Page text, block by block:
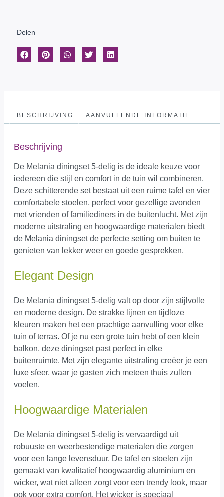
Delen
BESCHRIJVING AANVULLENDE INFORMATIE
Beschrijving
De Melania diningset 5-delig is de ideale keuze voor
iedereen die stijl en comfort in de tuin wil combineren.
Deze schitterende set bestaat uit een ruime tafel en vier
comfortabele stoelen, perfect voor gezellige avonden
met vrienden of familiediners in de buitenlucht. Met zijn
moderne uitstraling en hoogwaardige materialen biedt
de Melania diningset de perfecte setting om buiten te
genieten van lekker weer en goede gesprekken.
Elegant Design
De Melania diningset 5-delig valt op door zijn stijlvolle
en moderne design. De strakke lijnen en tijdloze
kleuren maken het een prachtige aanvulling voor elke
tuin of terras. Of je nu een grote tuin hebt of een klein
balkon, deze diningset past perfect in elke
buitenruimte. Met zijn elegante uitstraling creëer je een
luxe sfeer, waar je gasten zich meteen thuis zullen
voelen.
Hoogwaardige Materialen
De Melania diningset 5-delig is vervaardigd uit
robuuste en weerbestendige materialen die zorgen
voor een lange levensduur. De tafel en stoelen zijn
gemaakt van kwalitatief hoogwaardig aluminium en
wicker, wat niet alleen zorgt voor een trendy look, maar
ook voor extra comfort. Het wicker is speciaal